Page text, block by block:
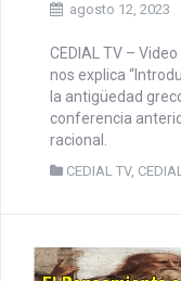
agosto 12, 2023
CEDIAL TV –
nos explica
la antigüedad
conferencia
racional.
CEDIAL TV,